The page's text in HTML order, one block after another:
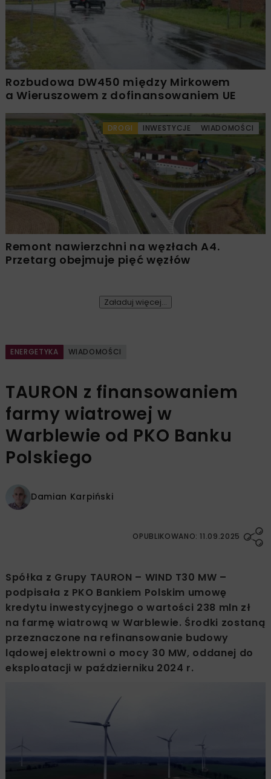
Rozbudowa DW450 między Mirkowem
a Wieruszowem z dofinansowaniem UE
DROGI INWESTYCJE WIADOMOŚCI
Remont nawierzchni na węzłach A4.
Przetarg obejmuje pięć węzłów
Załaduj więcej...
ENERGETYKA WIADOMOŚCI
TAURON z finansowaniem
farmy wiatrowej w
Warblewie od PKO Banku
Polskiego
Damian Karpiński
OPUBLIKOWANO: 11.09.2025
Spółka z Grupy TAURON – WIND T30 MW –
podpisała z PKO Bankiem Polskim umowę
kredytu inwestycyjnego o wartości 238 mln zł
na farmę wiatrową w Warblewie. Środki zostaną
przeznaczone na refinansowanie budowy
lądowej elektrowni o mocy 30 MW, oddanej do
eksploatacji w październiku 2024 r.